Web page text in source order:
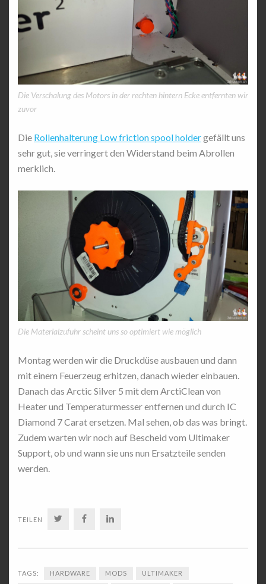
Die Verschalung des Motors in der rechten hintern Ecke entfernten wir
zuvor
Die Rollenhalterung Low friction spool holdergefällt uns
sehr gut, sie verringert den Widerstand beim Abrollen
merklich.
Die Materialzufuhr scheint uns so optimiert wie möglich
Montag werden wir die Druckdüse ausbauen und dann
mit einem Feuerzeug erhitzen, danach wieder einbauen.
Danach das Arctic Silver 5 mit dem ArctiClean von
Heater und Temperaturmesser entfernen und durch IC
Diamond 7 Carat ersetzen. Mal sehen, ob das was bringt.
Zudem warten wir noch auf Bescheid vom Ultimaker
Support, ob und wann sie uns nun Ersatzteile senden
werden.
TEILEN TWITTERFACEBOOK
TAGS: HARDWARE MODS ULTIMAKER